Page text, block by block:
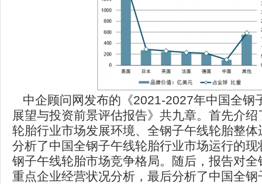
中企顾问网发布的《2021-2027年中国全钢
展望与投资前景评估报告》共九章。首先介
轮胎行业市场发展环境、全钢子午线轮胎整
分析了中国全钢子午线轮胎行业市场运行的
钢子午线轮胎市场竞争格局。随后，报告对
重点企业经营状况分析，最后分析了中国全